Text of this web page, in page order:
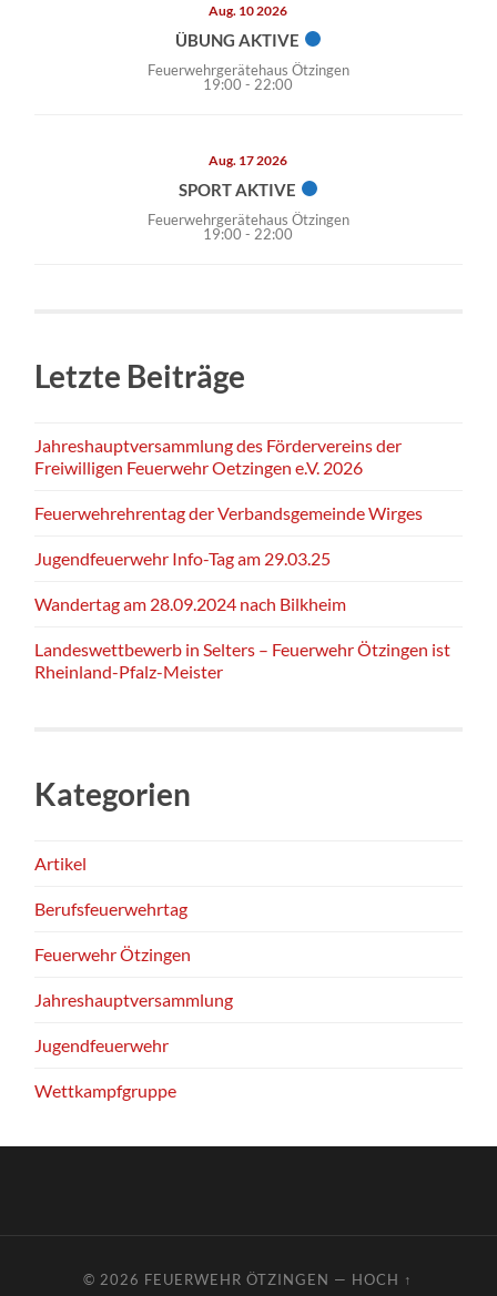
Aug. 10 2026
ÜBUNG AKTIVE
Feuerwehrgerätehaus Ötzingen
19:00 - 22:00
Aug. 17 2026
SPORT AKTIVE
Feuerwehrgerätehaus Ötzingen
19:00 - 22:00
Letzte Beiträge
Jahreshauptversammlung des Fördervereins der
Freiwilligen Feuerwehr Oetzingen e.V. 2026
Feuerwehrehrentag der Verbandsgemeinde Wirges
Jugendfeuerwehr Info-Tag am 29.03.25
Wandertag am 28.09.2024 nach Bilkheim
Landeswettbewerb in Selters – Feuerwehr Ötzingen ist
Rheinland-Pfalz-Meister
Kategorien
Artikel
Berufsfeuerwehrtag
Feuerwehr Ötzingen
Jahreshauptversammlung
Jugendfeuerwehr
Wettkampfgruppe
© 2026 FEUERWEHR ÖTZINGEN — HOCH ↑